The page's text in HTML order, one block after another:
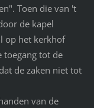
Toen die van 't
de kapel
op het kerkhof
toegang tot de
de zaken niet tot
van de